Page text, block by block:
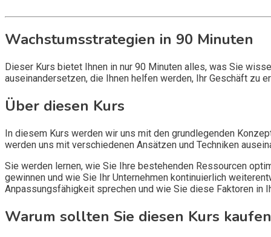
Wachstumsstrategien in 90 Minuten
Dieser Kurs bietet Ihnen in nur 90 Minuten alles, was Sie
auseinandersetzen, die Ihnen helfen werden, Ihr Geschäft zu
Über diesen Kurs
In diesem Kurs werden wir uns mit den grundlegenden
werden uns mit verschiedenen Ansätzen und Techniken
Sie werden lernen, wie Sie Ihre bestehenden Ressourcen
gewinnen und wie Sie Ihr Unternehmen kontinuierlich
Anpassungsfähigkeit sprechen und wie Sie diese Faktoren in
Warum sollten Sie diesen Kurs